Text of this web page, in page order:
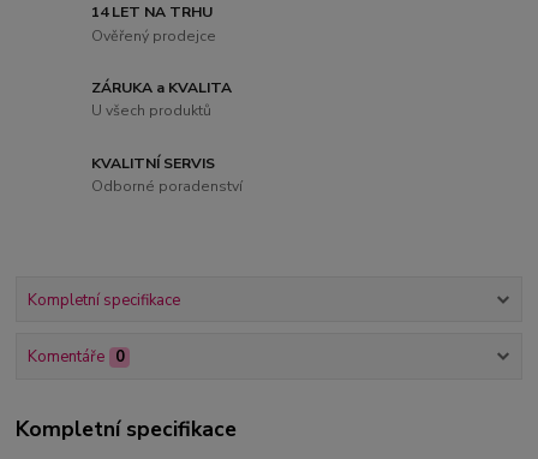
14 LET NA TRHU
Ověřený prodejce
ZÁRUKA a KVALITA
U všech produktů
KVALITNÍ SERVIS
Odborné poradenství
Kompletní specifikace
Komentáře 0
Kompletní specifikace